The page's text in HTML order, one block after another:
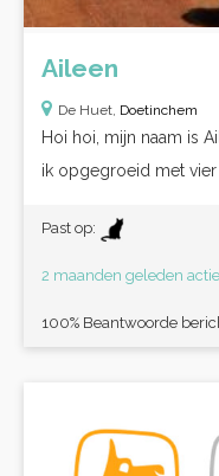
Aileen
De Huet, Doetinchem
Hoi hoi, mijn naam is
ik opgegroeid met vier
Past op:
2 maanden geleden
100% Beantwoorde